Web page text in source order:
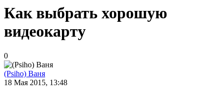
Как выбрать хорошую
видеокарту
0
(Psiho) Ваня
18 Мая 2015, 13:48